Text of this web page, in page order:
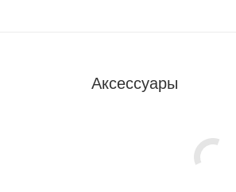
Аксессуары